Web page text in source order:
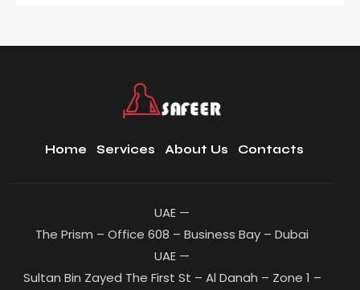
Home Services About Us Contacts
UAE —
The Prism – Office 608 – Business Bay – Dubai
UAE —
Sultan Bin Zayed The First St – Al Danah – Zone 1 –